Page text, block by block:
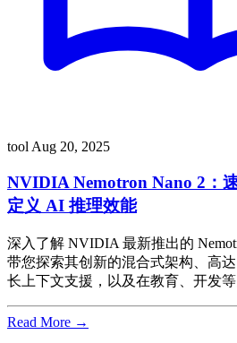
tool Aug 20, 2025
NVIDIA Nemotron Nano 2：
定义 AI 推理效能
深入了解 NVIDIA 最新推出的
带您探索其创新的混合式架构、高
长上下文支援，以及在教育、开发
Read More →